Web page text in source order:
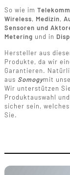
So wie im
Wireless, Medizin,
Sensoren und
Metering und in
Hersteller aus
Produkte, da wir
Garantieren.
aus Somogymit
Wir unterstützen
Produktauswahl
sicher sein,
Sie.